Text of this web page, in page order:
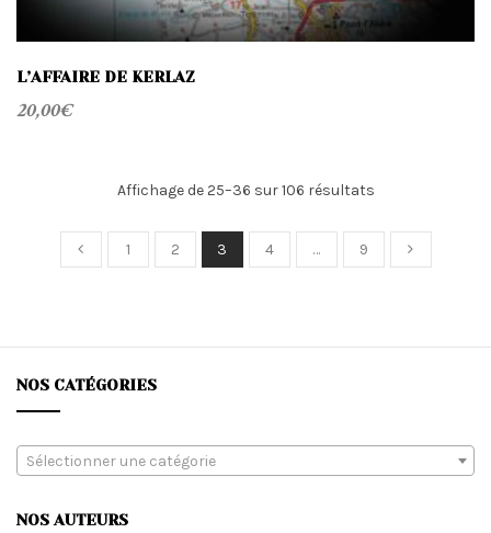
L’AFFAIRE DE KERLAZ
20,00€
Affichage de 25–36 sur 106 résultatsTrié
plus
récent
au
1 2 3 4 … 9
NOS CATÉGORIES
Sélectionner une catégorie
NOS AUTEURS